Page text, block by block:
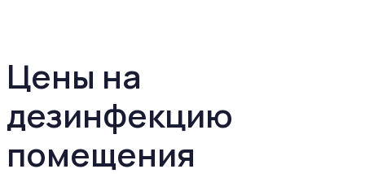
Цены на
дезинфекцию
помещения